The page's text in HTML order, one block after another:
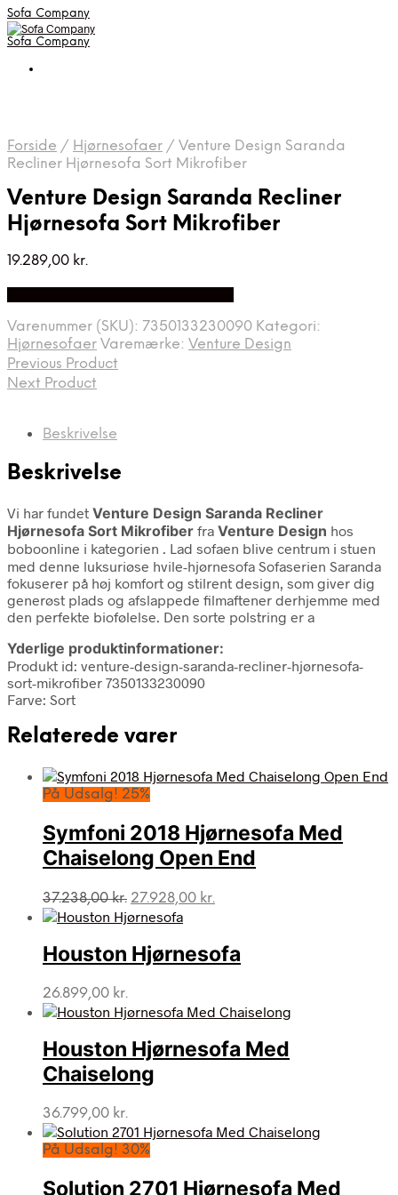
Sofa Company
Sofa Company
Forside / Hjørnesofaer / Venture Design Saranda
Recliner Hjørnesofa Sort Mikrofiber
Venture Design Saranda Recliner
Hjørnesofa Sort Mikrofiber
19.289,00 kr.
Varenummer (SKU): 7350133230090 Kategori:
Hjørnesofaer Varemærke: Venture Design
Previous Product
Next Product
Beskrivelse
Beskrivelse
Vi har fundet Venture Design Saranda Recliner
Hjørnesofa Sort Mikrofiber fra Venture Design hos
boboonline i kategorien . Lad sofaen blive centrum i stuen
med denne luksuriøse hvile-hjørnesofa Sofaserien Saranda
fokuserer på høj komfort og stilrent design, som giver dig
generøst plads og afslappede filmaftener derhjemme med
den perfekte biofølelse. Den sorte polstring er a
Yderlige produktinformationer:
Produkt id: venture-design-saranda-recliner-hjørnesofa-
sort-mikrofiber 7350133230090
Farve: Sort
Relaterede varer
På Udsalg! 25%
Symfoni 2018 Hjørnesofa Med
Chaiselong Open End
37.238,00kr. Den
oprindelige
var:
37.238,00 kr..
27.928,00 kr.
er:
27.928,00 kr..
Houston Hjørnesofa
26.899,00 kr.
Houston Hjørnesofa Med
Chaiselong
36.799,00 kr.
På Udsalg! 30%
Solution 2701 Hjørnesofa Med